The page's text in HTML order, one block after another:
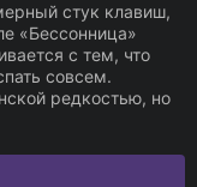
стук клавиш,
«Бессонница»
с тем, что
совсем.
редкостью, но